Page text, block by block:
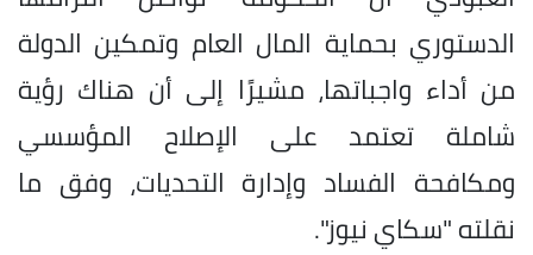
الدستوري بحماية المال العام وتمكين الدولة
من أداء واجباتها، مشيرًا إلى أن هناك رؤية
شاملة تعتمد على الإصلاح المؤسسي
ومكافحة الفساد وإدارة التحديات، وفق ما
نقلته "سكاي نيوز".